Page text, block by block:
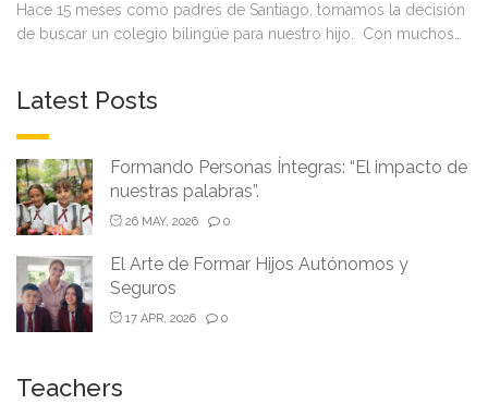
Hace 15 meses como padres de Santiago, tomamos la decisión
de buscar un colegio bilingüe para nuestro hijo. Con muchos…
Latest Posts
Formando Personas Íntegras: “El impacto de
nuestras palabras”.
26 MAY, 2026 0
El Arte de Formar Hijos Autónomos y
Seguros
17 APR, 2026 0
Teachers